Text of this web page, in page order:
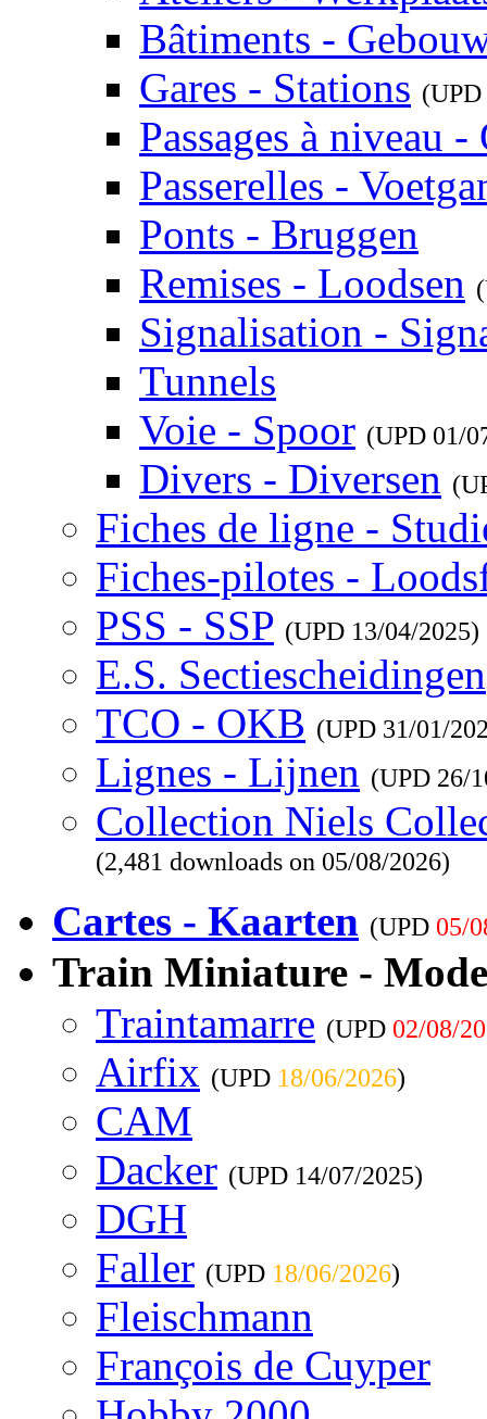
Bâtiments -
Gares - Stations (UPD
Passages à niveau
Passerelles -
Ponts - Bruggen
Remises - Loodsen
Signalisation -
Tunnels
Voie - Spoor (UPD 01/
Divers - Diversen
Fiches de ligne -
Fiches-pilotes -
PSS - SSP (UPD 13/04/2025)
E.S. Sectiescheidingen
TCO - OKB (UPD 31/01/
Lignes - Lijnen (UPD 26/
Collection Niels
(2,481 downloads on 05/08/2026)
Cartes - Kaarten (UPD 05/
Train Miniature -
Traintamarre (UPD 02/08/
Airfix (UPD 18/06/2026)
CAM
Dacker (UPD 14/07/2025)
DGH
Faller (UPD 18/06/2026)
Fleischmann
François de Cuyper